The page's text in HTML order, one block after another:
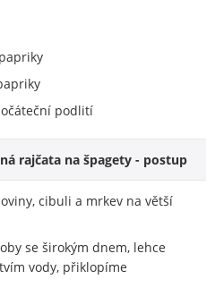
podlití
rajčata na špagety - postup
cibuli a mrkev na větší
se širokým dnem, lehce
vody, přiklopíme